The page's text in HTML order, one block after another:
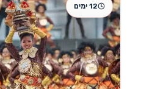
12 ימים